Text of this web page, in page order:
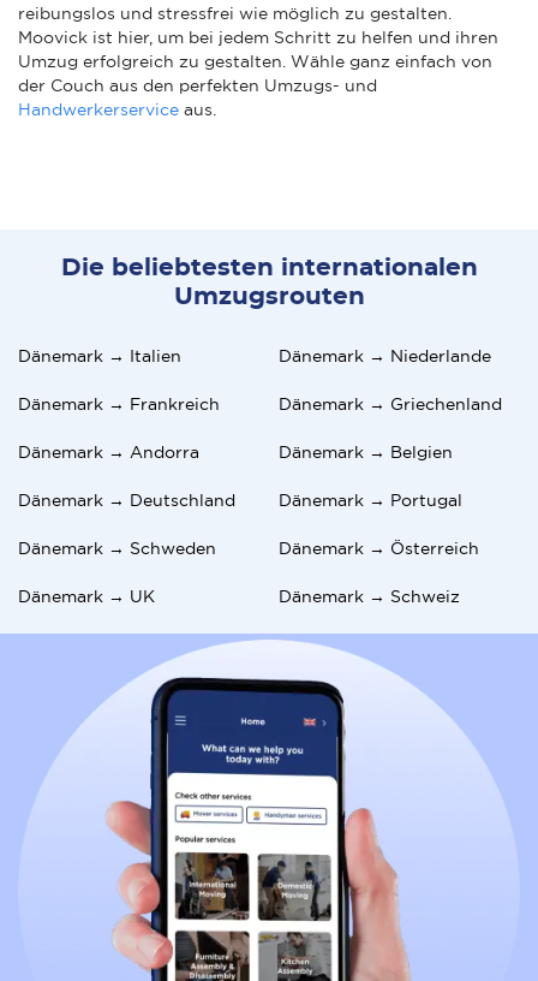
reibungslos und stressfrei wie möglich zu gestalten.
Moovick ist hier, um bei jedem Schritt zu helfen und ihren
Umzug erfolgreich zu gestalten. Wähle ganz einfach von
der Couch aus den perfekten Umzugs- und
Handwerkerservice aus.
Die beliebtesten internationalen
Umzugsrouten
Dänemark → Italien Dänemark → Niederlande
Dänemark → Frankreich Dänemark → Griechenland
Dänemark → Andorra Dänemark → Belgien
Dänemark → Deutschland Dänemark → Portugal
Dänemark → Schweden Dänemark → Österreich
Dänemark → UK Dänemark → Schweiz